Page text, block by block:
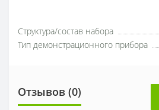
Структура/состав набора
Тип демонстрационного прибора
Отзывов (0)